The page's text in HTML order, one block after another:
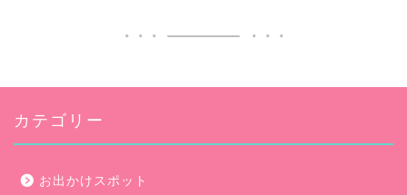
カテゴリー
お出かけスポット